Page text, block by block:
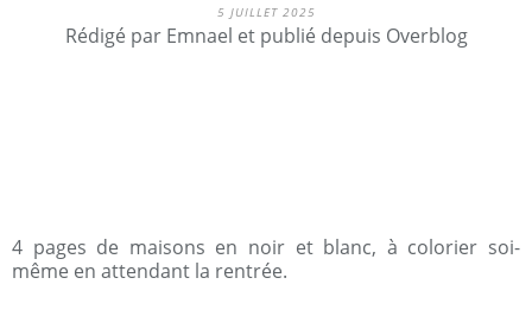
5 JUILLET 2025
Rédigé par Emnael et publié depuis Overblog
4 pages de maisons en noir et blanc, à colorier soi-
même en attendant la rentrée.